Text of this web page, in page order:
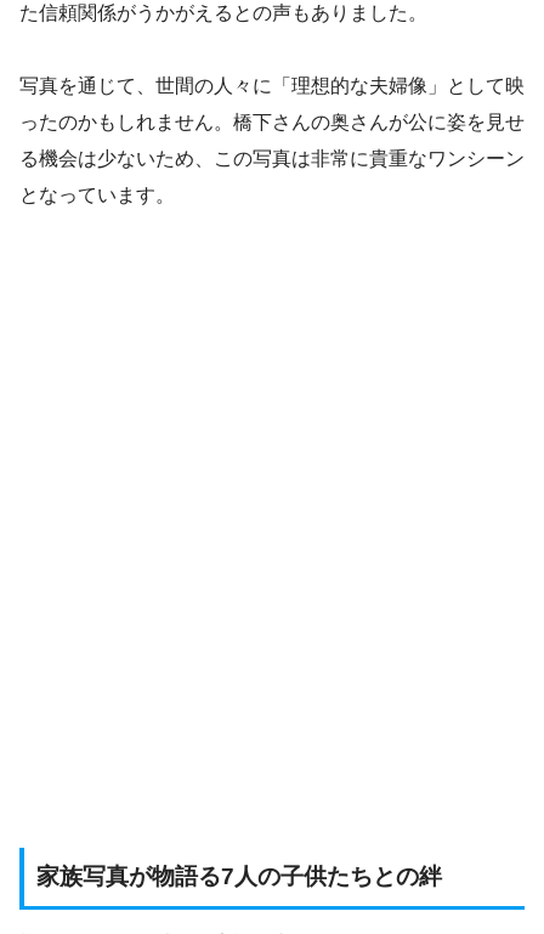
た信頼関係がうかがえるとの声もありました。
写真を通じて、世間の人々に「理想的な夫婦像」として映
ったのかもしれません。橋下さんの奥さんが公に姿を見せ
る機会は少ないため、この写真は非常に貴重なワンシーン
となっています。
家族写真が物語る7人の子供たちとの絆